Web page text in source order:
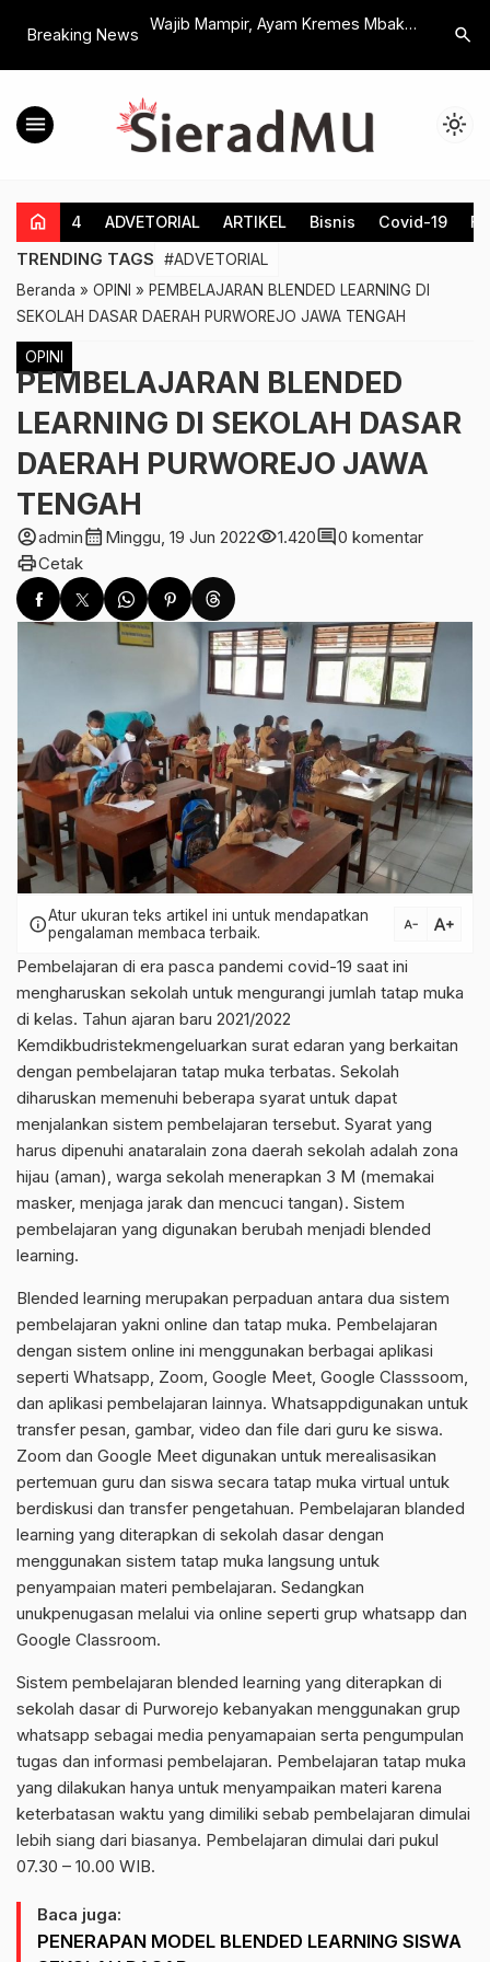
Breaking News
Ratusan
2 Klaten Terima
Wajib Mampir, Ayam Kremes Mbak
Kriuknya Berasa
Dengan
search
menu light_mode
home 4 ADVETORIAL ARTIKEL Bisnis Covid-19
TRENDING TAGS #ADVETORIAL
Beranda » OPINI » PEMBELAJARAN BLENDED LEARNING DI
SEKOLAH DASAR DAERAH PURWOREJO JAWA TENGAH
OPINI
PEMBELAJARAN BLENDED
LEARNING DI SEKOLAH DASAR
DAERAH PURWOREJO JAWA
TENGAH
account_circleadmincalendar_month Minggu, 19 Jun 2022visibility1.420comment0 komentar
printCetak
infoAtur ukuran teks artikel ini untuk mendapatkan
pengalaman membaca terbaik.
text_decrease text_increase
Pembelajaran di era pasca pandemi covid-19 saat ini
mengharuskan sekolah untuk mengurangi jumlah tatap muka
di kelas. Tahun ajaran baru 2021/2022
Kemdikbudristekmengeluarkan surat edaran yang berkaitan
dengan pembelajaran tatap muka terbatas. Sekolah
diharuskan memenuhi beberapa syarat untuk dapat
menjalankan sistem pembelajaran tersebut. Syarat yang
harus dipenuhi anataralain zona daerah sekolah adalah zona
hijau (aman), warga sekolah menerapkan 3 M (memakai
masker, menjaga jarak dan mencuci tangan). Sistem
pembelajaran yang digunakan berubah menjadi blended
learning.
Blended learning merupakan perpaduan antara dua sistem
pembelajaran yakni online dan tatap muka. Pembelajaran
dengan sistem online ini menggunakan berbagai aplikasi
seperti Whatsapp, Zoom, Google Meet, Google Classsoom,
dan aplikasi pembelajaran lainnya. Whatsappdigunakan untuk
transfer pesan, gambar, video dan file dari guru ke siswa.
Zoom dan Google Meet digunakan untuk merealisasikan
pertemuan guru dan siswa secara tatap muka virtual untuk
berdiskusi dan transfer pengetahuan. Pembelajaran blanded
learning yang diterapkan di sekolah dasar dengan
menggunakan sistem tatap muka langsung untuk
penyampaian materi pembelajaran. Sedangkan
unukpenugasan melalui via online seperti grup whatsapp dan
Google Classroom.
Sistem pembelajaran blended learning yang diterapkan di
sekolah dasar di Purworejo kebanyakan menggunakan grup
whatsapp sebagai media penyamapaian serta pengumpulan
tugas dan informasi pembelajaran. Pembelajaran tatap muka
yang dilakukan hanya untuk menyampaikan materi karena
keterbatasan waktu yang dimiliki sebab pembelajaran dimulai
lebih siang dari biasanya. Pembelajaran dimulai dari pukul
07.30 – 10.00 WIB.
Baca juga:
PENERAPAN MODEL BLENDED LEARNING SISWA